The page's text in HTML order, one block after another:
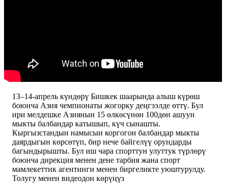
13–14-апрель күндөрү Бишкек шаарында алыш күрөш
боюнча Азия чемпионаты жогорку деңгээлде өттү. Бул
ири мелдешке Азиянын 15 өлкөсүнөн 100дөн ашуун
мыкты балбандар катышып, күч сынашты.
Кыргызстандын намысын коргогон балбандар мыкты
даярдыгын көрсөтүп, бир нече байгелүү орундарды
багындырышты. Бул иш чара спорттун улуттук түрлөрү
боюнча дирекция менен дене тарбия жана спорт
мамлекеттик агентинги менен биргеликте уюштурулду.
Толугу менен видеодон көрүңүз